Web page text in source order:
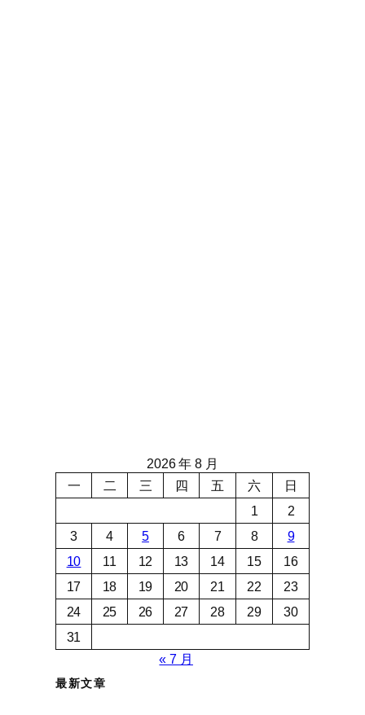
2026 年 8 月
一
二 三 四 五 六
日
1
2
3
4 5 6 7 8
9
10
11 12 13 14 15
16
17
18 19 20 21 22
23
24
25 26 27 28 29
30
31
« 7 月
最新文章